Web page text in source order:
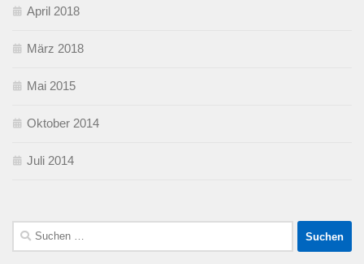
April 2018
März 2018
Mai 2015
Oktober 2014
Juli 2014
Suchen
nach: